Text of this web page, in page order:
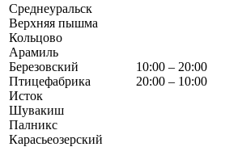
Среднеуральск
Верхняя пышма
Кольцово
Арамиль
Березовский
Птицефабрика
Исток
Шувакиш
Палникс
Карасьеозерский
10:00 – 20:00
20:00 – 10:00